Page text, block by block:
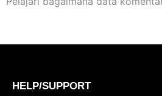
HELP/SUPPORT